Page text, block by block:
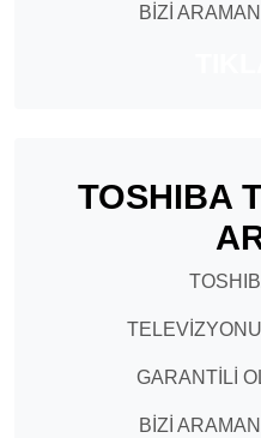
BİZİ
TOSHIBA
GARANTİLİ
BİZİ